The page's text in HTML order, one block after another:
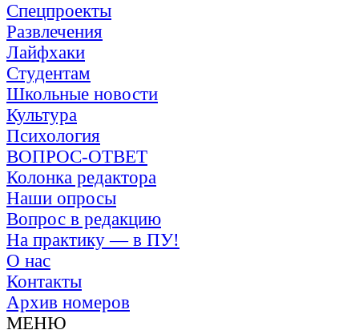
Спецпроекты
Развлечения
Лайфхаки
Студентам
Школьные новости
Культура
Психология
ВОПРОС-ОТВЕТ
Колонка редактора
Наши опросы
Вопрос в редакцию
На практику — в ПУ!
О нас
Контакты
Архив номеров
МЕНЮ